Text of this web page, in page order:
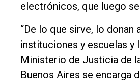
electrónicos, que luego
“De lo que sirve, lo donan
instituciones y escuelas y
Ministerio de Justicia de
Buenos Aires se encarga